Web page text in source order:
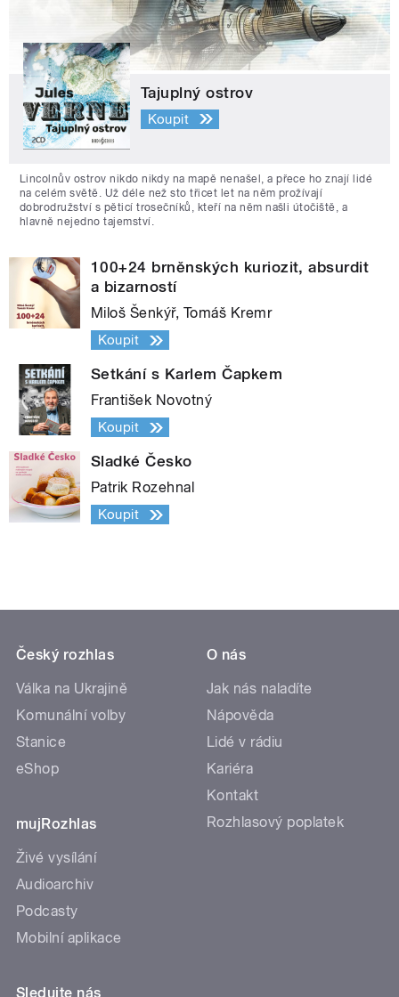
Tajuplný ostrov
Koupit
Lincolnův ostrov nikdo nikdy na mapě nenašel, a přece ho znají lidé
na celém světě. Už déle než sto třicet let na něm prožívají
dobrodružství s pěticí trosečníků, kteří na něm našli útočiště, a
hlavně nejedno tajemství.
100+24 brněnských kuriozit, absurdit
a bizarností
Miloš Šenkýř, Tomáš Kremr
Koupit
Setkání s Karlem Čapkem
František Novotný
Koupit
Sladké Česko
Patrik Rozehnal
Koupit
Český rozhlas
Válka na Ukrajině
Komunální volby
Stanice
eShop
mujRozhlas
Živé vysílání
Audioarchiv
Podcasty
Mobilní aplikace
O nás
Jak nás naladíte
Nápověda
Lidé v rádiu
Kariéra
Kontakt
Rozhlasový poplatek
Sledujte nás